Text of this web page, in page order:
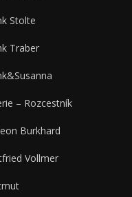
Stolte
Traber
– Rozcestník
Burkhard
Vollmer